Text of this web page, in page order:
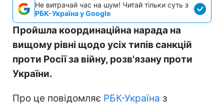
Не витрачай час на шум! Читай тільки суть з
РБК-Україна у Google
Пройшла координаційна нарада на
вищому рівні щодо усіх типів санкцій
проти Росії за війну, розв'язану проти
України.
Про це повідомляє РБК-Україна з